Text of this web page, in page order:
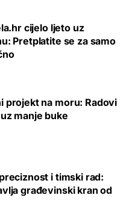
cijelo ljeto uz
Pretplatite se za samo
projekt na moru: Radovi
manje buke
i timski rad:
građevinski kran od